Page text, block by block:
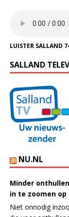
LUISTER SALLAND
SALLAND
NU.NL
Minder
in te zoomen op
Niet onnodig